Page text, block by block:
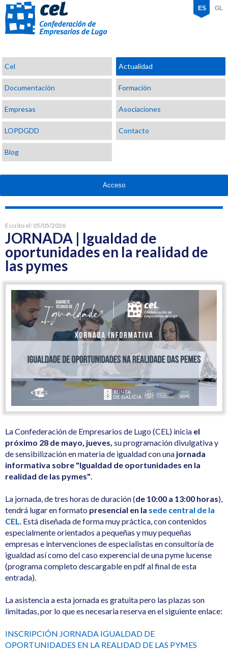
Confederación
de
Empresarios
de
Lugo
ES GL
Cel Actualidad
Documentación Formación
Empresas Asociaciones
LOPDGDD Contacto
Blog
Acceso
Escrito el: 05/05/2026
JORNADA | Igualdad de
oportunidades en la realidad de
las pymes
La Confederación de Empresarios de Lugo (CEL) inicia el
próximo 28 de mayo, jueves, su programación divulgativa y
de sensibilización en materia de igualdad con una jornada
informativa sobre "Igualdad de oportunidades en la
realidad de las pymes"
La jornada, de tres horas de duración (de 10:00 a 13:00 horas),
tendrá lugar en formato presencial en la sede central de la
CEL
. Está diseñada de forma muy práctica, con contenidos
especialmente orientados a pequeñas y muy pequeñas
empresas e intervenciones de especialistas en consultoría de
igualdad así como del caso experencial de una pyme lucense
(programa completo descargable en pdf al final de esta
entrada).
La asistencia a esta jornada es gratuita pero las plazas son
limitadas, por lo que es necesaria reserva en el siguiente enlace:
INSCRIPCIÓN JORNADA IGUALDAD DE
OPORTUNIDADES EN LA REALIDAD DE LAS PYMES